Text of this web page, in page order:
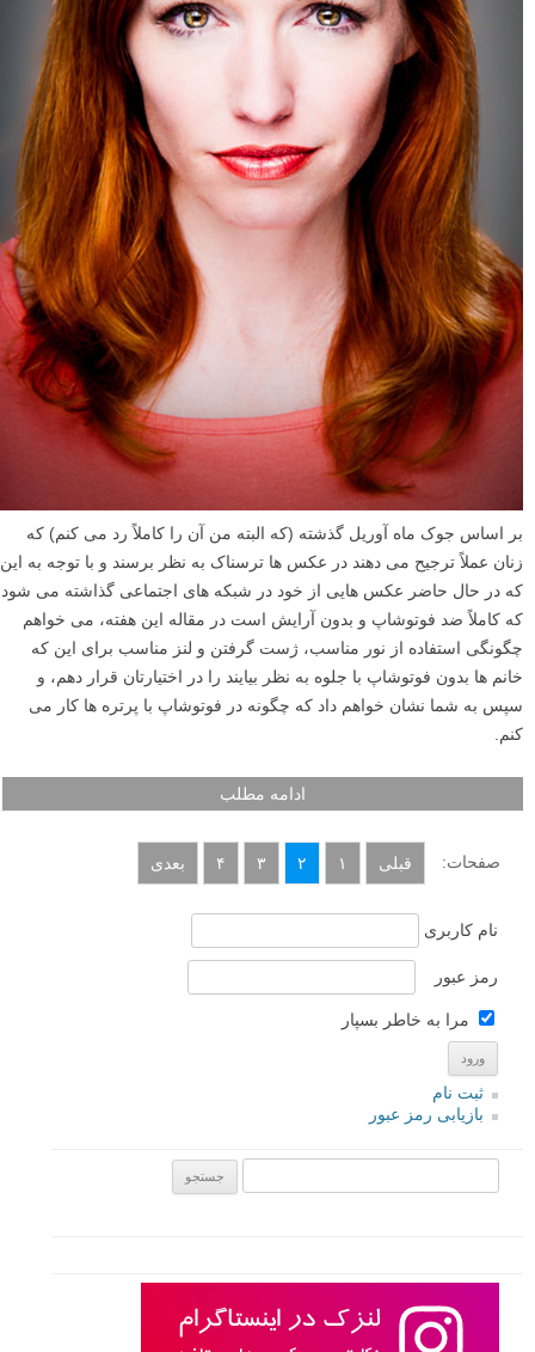
بر اساس جوک ماه آوریل گذشته (که البته من آن را کاملاً رد می کنم) که
زنان عملاً ترجیح می دهند در عکس ها ترسناک به نظر برسند و با توجه به این
که در حال حاضر عکس هایی از خود در شبکه های اجتماعی گذاشته می شود
که کاملاً ضد فوتوشاپ و بدون آرایش است در مقاله این هفته، می خواهم
چگونگی استفاده از نور مناسب، ژست گرفتن و لنز مناسب برای این که
خانم ها بدون فوتوشاپ با جلوه به نظر بیایند را در اختیارتان قرار دهم، و
سپس به شما نشان خواهم داد که چگونه در فوتوشاپ با پرتره ها کار می
کنم.
ادامه مطلب
صفحات: قبلی ۱ ۲ ۳ ۴ بعدی
نام کاربری
رمز عبور
مرا به خاطر بسپار
ثبت نام
بازیابی رمز عبور